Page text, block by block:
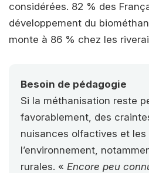
considérées. 82 % des
développement du
monte à 86 % chez les
Besoin de pédagogie
Si la méthanisation reste
favorablement, des
nuisances olfactives et
l’environnement,
rurales. « Encore peu